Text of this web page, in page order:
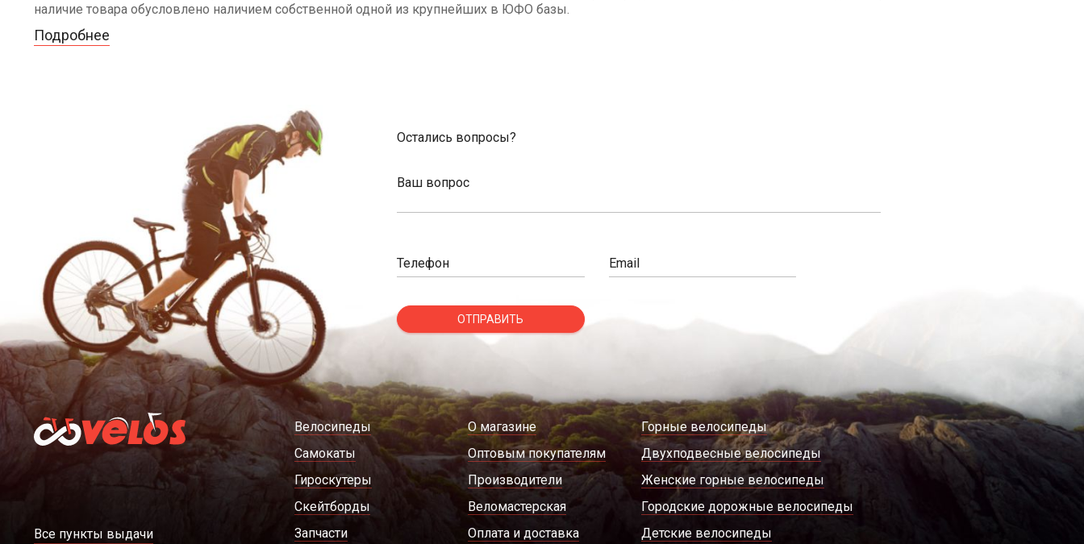
наличие товара обусловлено наличием собственной одной из крупнейших в ЮФО базы.
Подробнее
Остались вопросы?
Ваш вопрос
Телефон Email
ОТПРАВИТЬ
Все пункты выдачи
Велосипеды
Самокаты
Гироскутеры
Скейтборды
Запчасти
О магазине
Оптовым покупателям
Производители
Веломастерская
Оплата и доставка
Горные велосипеды
Двухподвесные велосипеды
Женские горные велосипеды
Городские дорожные велосипеды
Детские велосипеды